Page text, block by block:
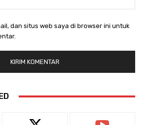
dan situs web saya di browser ini untuk